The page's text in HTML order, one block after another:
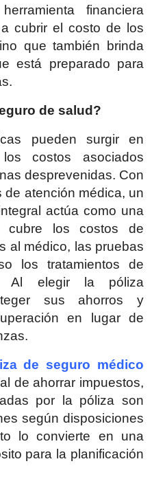
financiera
cubrir el costo de los
que también brinda
está preparado para
de salud?
pueden surgir en
costos asociados
desprevenidas. Con
atención médica, un
actúa como una
cubre los costos de
al médico, las pruebas
los tratamientos de
Al elegir la póliza
sus ahorros y
en lugar de
de seguro médico
de ahorrar impuestos,
por la póliza son
según disposiciones
lo convierte en una
para la planificación